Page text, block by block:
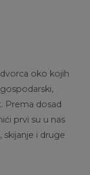
oko kojih
Prema dosad
prvi su u nas
skijanje i druge